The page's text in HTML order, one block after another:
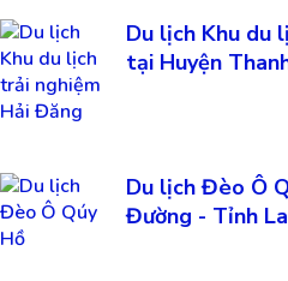
Du lịch Khu du
tại Huyện
Du lịch Đèo Ô
Đường - Tỉnh